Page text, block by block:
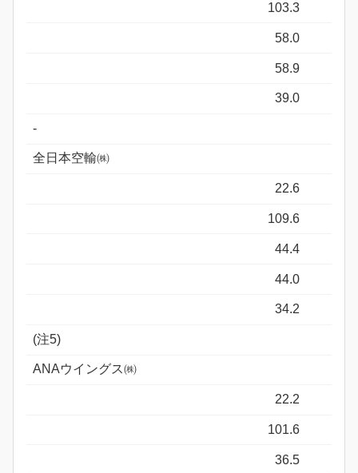
103.3
58.0
58.9
39.0
-
全日本空輸㈱
22.6
109.6
44.4
44.0
34.2
(注5)
ANAウイングス㈱
22.2
101.6
36.5